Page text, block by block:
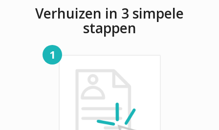
Verhuizen in 3 simpele
stappen
1